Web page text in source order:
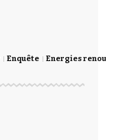
Enquête Energies